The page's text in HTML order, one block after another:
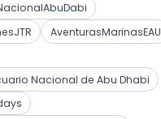
AventurasMarinasEAU
Nacional de Abu Dhabi